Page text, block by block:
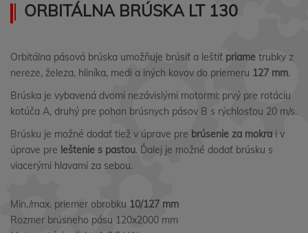
ORBITÁLNA BRÚSKA LT 130
Orbitálna pásová brúska umožňuje brúsiť a leštiť priame trubky z
nereze, železa, hliníka, medi a iných kovov do priemeru 127 mm.
Brúska je vybavená dvomi nezávislými motormi: prvý pre rotáciu
kotúča A, druhý pre pohon brúsnych pásov B s rýchlosťou 20 m/s.
Brúsku je možné dodať tiež v úprave pre brúsenie za mokra i v
úprave pre leštenie s pastou. Ďalej je možné dodať brúsku s
viacerými hlavami za sebou.
Min./max. priemer obrobku 10/127 mm
Rozmer brúsneho pásu 120x2000 mm